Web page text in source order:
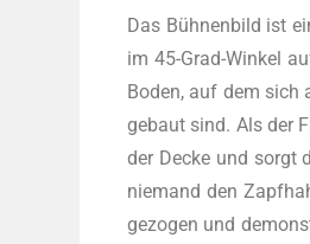
Das Büh­nen­bild ist
im 45-Grad-Win­kel
Boden, auf dem sich
ge­baut sind. Als der
der Decke und sorgt
nie­mand den
ge­zo­gen und